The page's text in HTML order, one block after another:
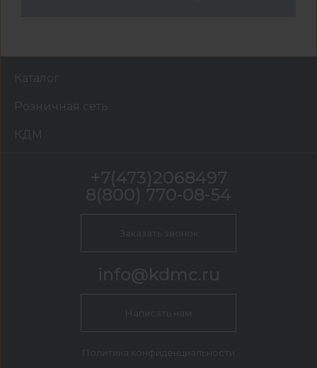
Каталог
Розничная сеть
КДМ
+7(473)2068497
8(800) 770-08-54
Заказать звонок
info@kdmc.ru
Написать нам
Политика конфиденциальности